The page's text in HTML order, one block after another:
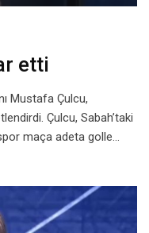
etti
Mustafa Çulcu,
Çulcu, Sabah’taki
maça adeta golle…